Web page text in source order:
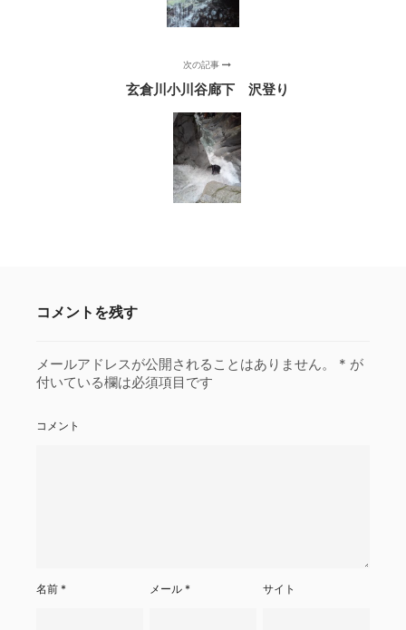
次の記事
玄倉川小川谷廊下 沢登り
コメントを残す
メールアドレスが公開されることはありません。 * が
付いている欄は必須項目です
コメント
名前 * メール* サイト